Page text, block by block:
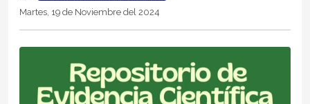
Martes, 19 de Noviembre del 2024